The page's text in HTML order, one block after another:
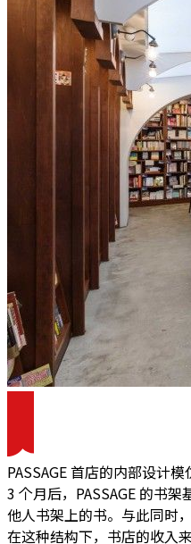
PASSAGE 首店的内部设计
3 个月后，PASSAGE 的书
他人书架上的书。与此同时
在这种结构下，书店的收入